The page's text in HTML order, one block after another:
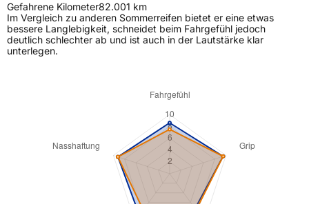
Gefahrene Kilometer82.001 km
Im Vergleich zu anderen Sommerreifen bietet er eine etwas
bessere Langlebigkeit, schneidet beim Fahrgefühl jedoch
deutlich schlechter ab und ist auch in der Lautstärke klar
unterlegen.